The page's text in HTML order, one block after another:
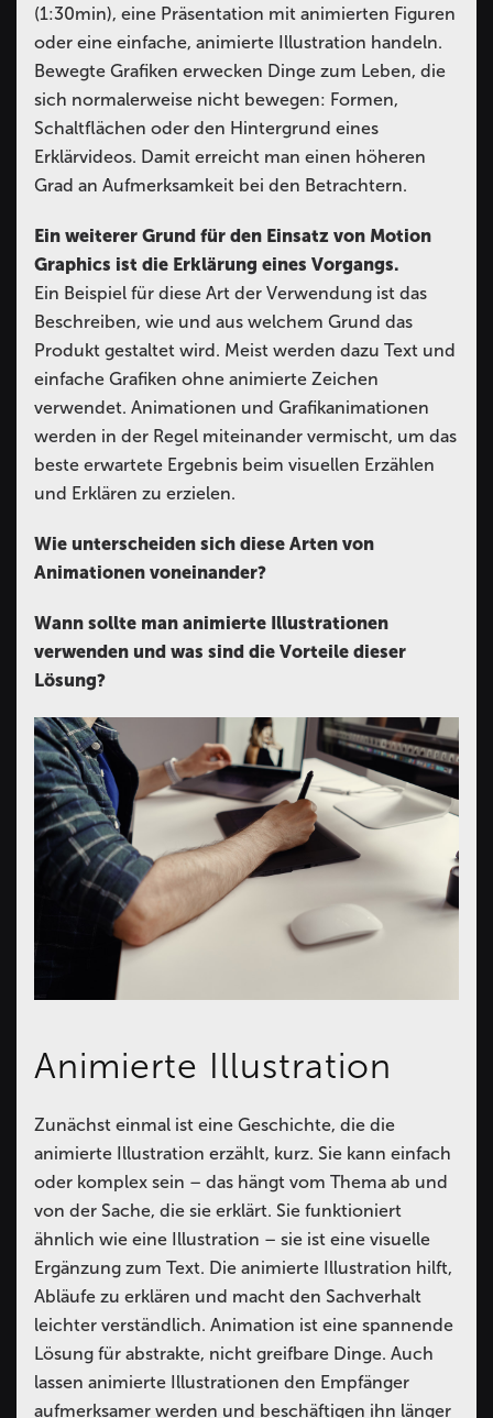
(1:30min), eine Präsentation mit animierten Figuren
oder eine einfache, animierte Illustration handeln.
Bewegte Grafiken erwecken Dinge zum Leben, die
sich normalerweise nicht bewegen: Formen,
Schaltflächen oder den Hintergrund eines
Erklärvideos. Damit erreicht man einen höheren
Grad an Aufmerksamkeit bei den Betrachtern.
Ein weiterer Grund für den Einsatz von Motion
Graphics ist die Erklärung eines Vorgangs.
Ein Beispiel für diese Art der Verwendung ist das
Beschreiben, wie und aus welchem Grund das
Produkt gestaltet wird. Meist werden dazu Text und
einfache Grafiken ohne animierte Zeichen
verwendet. Animationen und Grafikanimationen
werden in der Regel miteinander vermischt, um das
beste erwartete Ergebnis beim visuellen Erzählen
und Erklären zu erzielen.
Wie unterscheiden sich diese Arten von
Animationen voneinander?
Wann sollte man animierte Illustrationen
verwenden und was sind die Vorteile dieser
Lösung?
Animierte Illustration
Zunächst einmal ist eine Geschichte, die die
animierte Illustration erzählt, kurz. Sie kann einfach
oder komplex sein – das hängt vom Thema ab und
von der Sache, die sie erklärt. Sie funktioniert
ähnlich wie eine Illustration – sie ist eine visuelle
Ergänzung zum Text. Die animierte Illustration hilft,
Abläufe zu erklären und macht den Sachverhalt
leichter verständlich. Animation ist eine spannende
Lösung für abstrakte, nicht greifbare Dinge. Auch
lassen animierte Illustrationen den Empfänger
aufmerksamer werden und beschäftigen ihn länger